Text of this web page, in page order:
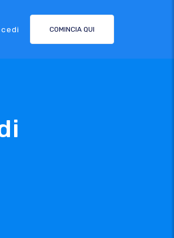
COMINCIA QUI